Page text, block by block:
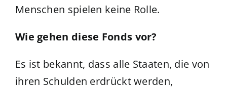
Menschen spielen keine Rolle.
Wie gehen diese Fonds vor?
Es ist bekannt, dass alle Staaten, die von
ihren Schulden erdrückt werden,